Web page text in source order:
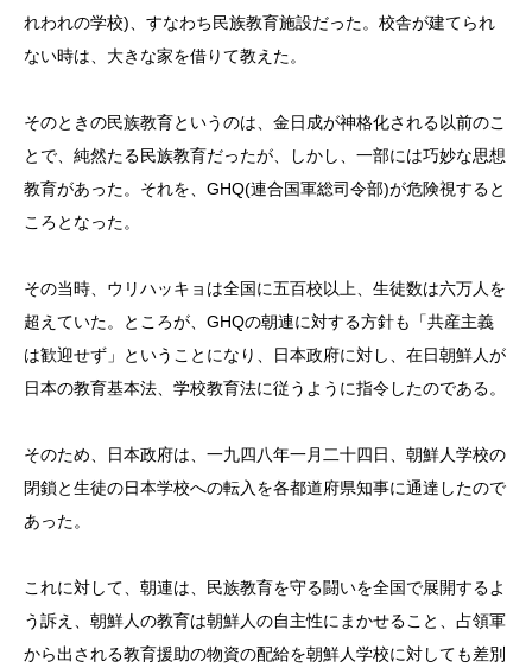
れわれの学校)、すなわち民族教育施設だった。校舎が建てられ
ない時は、大きな家を借りて教えた。
そのときの民族教育というのは、金日成が神格化される以前のこ
とで、純然たる民族教育だったが、しかし、一部には巧妙な思想
教育があった。それを、GHQ(連合国軍総司令部)が危険視すると
ころとなった。
その当時、ウリハッキョは全国に五百校以上、生徒数は六万人を
超えていた。ところが、GHQの朝連に対する方針も「共産主義
は歓迎せず」ということになり、日本政府に対し、在日朝鮮人が
日本の教育基本法、学校教育法に従うように指令したのである。
そのため、日本政府は、一九四八年一月二十四日、朝鮮人学校の
閉鎖と生徒の日本学校への転入を各都道府県知事に通達したので
あった。
これに対して、朝連は、民族教育を守る闘いを全国で展開するよ
う訴え、朝鮮人の教育は朝鮮人の自主性にまかせること、占領軍
から出される教育援助の物資の配給を朝鮮人学校に対しても差別